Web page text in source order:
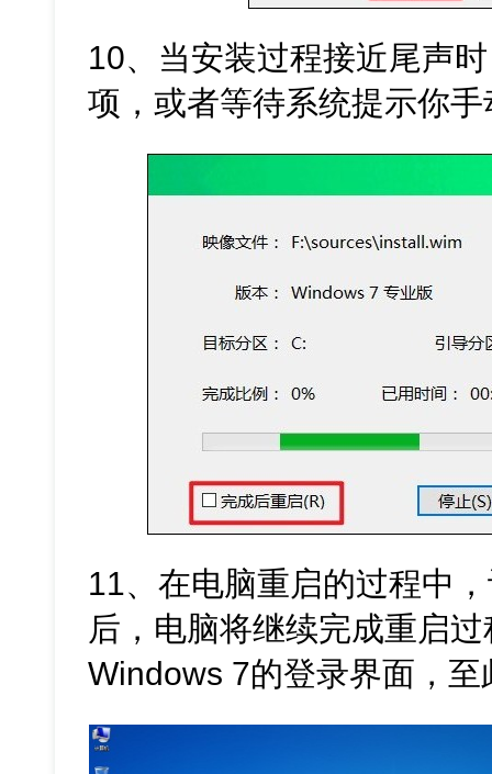
10、当安装过程接近尾声
项，或者等待系统提示你
11、在电脑重启的过程中
后，电脑将继续完成重启
Windows 7的登录界面，